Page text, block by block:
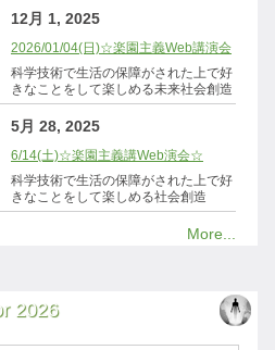
12月 1, 2025
2026/01/04(日)☆楽園主義Web講演会
科学技術で生活の保障がされた上で好
きなことをして楽しめる未来社会創造
5月 28, 2025
6/14(土)☆楽園主義講Web演会☆
科学技術で生活の保障がされた上で好
きなことをして楽しめる社会創造
More...
2026